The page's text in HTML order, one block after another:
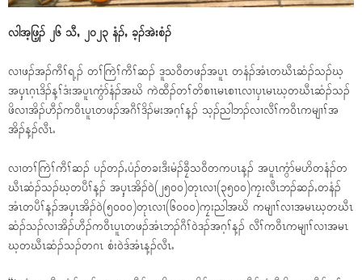
လါအ့ဖြ့ၣ် ၂၆ သီႇ ၂၀၂၃ နံၣ်ႇ ခ့ၣ်အဲးစံၣ်
လၢဖၣ်အၣ်ကီၢ်ရ့ၣ် တၢ်ကြဲၢ်ကီၢ်ဆၣ် ဒူသ၀ီတဖၣ်အပူၤ တနံၣ်အံၤတဃီၤဆံၣ်သၣ်ဃ့
အၦ့ၤဂ့ၤဒိၣ်န့ၢ်ဒံးအပူၤကွံာ်နံၣ်အဃိ ကဲထီၣ်တၢ်တိစၢၤမၤစၢၤလၢၦၤမၤဃ့တဃီၤဆံၣ်သၣ်
ဖိလၢအိၣ်ဟီၣ်က၀ီၤပူၤတဖၣ်အဂီၢ်ဒိၣ်မးအဂ့ၢ်န့ၣ် သ့ၣ်ညါဘၣ်လၢလီၢ်က၀ီၤကမျၢၢ်အ
အိၣ်န့ၣ်လီၤႉ
လၢတၢ်ကြဲၢ်ကီၢ်ဆၣ် ပၣ်တၣ်ႇပံၣ်တခးဒီးမံၣ်ခၠီသ၀ီတကပၤန့ၣ် အပူၤကွံာ်မဟိတနံၣ်တ
ဃီၤဆံၣ်သၣ်ဃ့တပီၢ်န့ၣ် အၦ့ၤအိၣ်၀ဲ(၂၅၀၀)တုၤလၢ(၃၅၀၀)ကၠးလီၤဘၣ်ဆၣ်ႇတနံၣ်
အံၤတပီၢ်န့ၣ်အၦ့ၤအိၣ်၀ဲ(၅၀၀၀)တုၤလၢ(၆၀၀၀)ကၠးညါအဃိ ကမျၢၢ်လၢအမၤဃ့တဃီၤ
ဆံၣ်သၣ်လၢအိၣ်ဟီၣ်က၀ီၤပူၤတဖၣ်အံၤဘၣ်ဂီၢ်၀ဲဒၣ်အဂ့ၢ်န့ၣ် လီၢ်က၀ီၤကမျၢၢ်လၢအမၤ
ဃ့တဃီၤဆံၣ်သၣ်တဂၤ စံး၀ဲဒ်အံၤန့ၣ်လီၤႉ